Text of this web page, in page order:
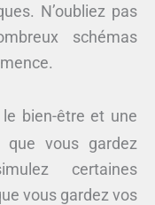
N’oubliez pas
schémas
bien-être et une
que vous gardez
certaines
vous gardez vos